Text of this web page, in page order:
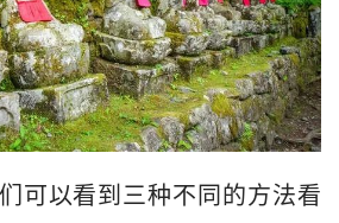
可以看到三种不同的方法看